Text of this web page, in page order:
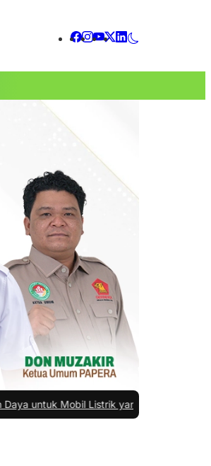
Mobil Listrik yang Perlu Diperhatikan